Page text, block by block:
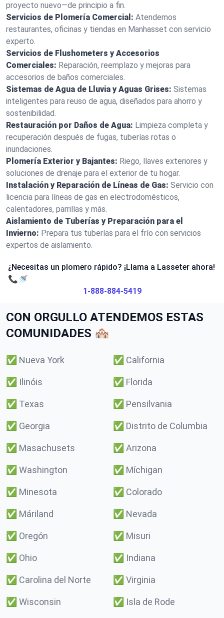
proyecto nuevo—de principio a fin.
Servicios de Plomería Comercial: Atendemos
restaurantes, oficinas y tiendas en Manhasset con servicio
experto.
Servicios de Flushometers y Accesorios
Comerciales: Reparación, reemplazo y mejoras para
accesorios de baños comerciales.
Sistemas de Agua de Lluvia y Aguas Grises: Sistemas
inteligentes para reuso de agua, diseñados para ahorro y
sostenibilidad.
Restauración por Daños de Agua: Limpieza completa y
recuperación después de fugas, tuberías rotas o
inundaciones.
Plomería Exterior y Bajantes: Riego, llaves exteriores y
soluciones de drenaje para el exterior de tu hogar.
Instalación y Reparación de Líneas de Gas: Servicio con
licencia para líneas de gas en electrodomésticos,
calentadores, parrillas y más.
Aislamiento de Tuberías y Preparación para el
Invierno: Prepara tus tuberías para el frío con servicios
expertos de aislamiento.
¿Necesitas un plomero rápido? ¡Llama a Lasseter ahora!
📞🚿
1-888-884-5419
CON ORGULLO ATENDEMOS ESTAS
COMUNIDADES 🏘️
✅ Nueva York ✅ California
✅ Ilinóis ✅ Florida
✅ Texas ✅ Pensilvania
✅ Georgia ✅ Distrito de Columbia
✅ Masachusets ✅ Arizona
✅ Washington ✅ Míchigan
✅ Minesota ✅ Colorado
✅ Máriland ✅ Nevada
✅ Oregón ✅ Misuri
✅ Ohio ✅ Indiana
✅ Carolina del Norte ✅ Virginia
✅ Wisconsin ✅ Isla de Rode